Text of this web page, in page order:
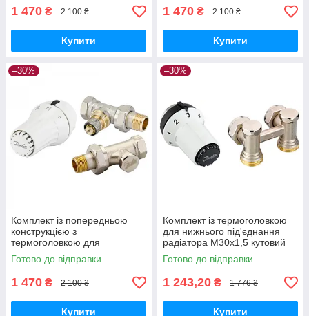
1 470 ₴ 2 100 ₴
Купити
1 470 ₴ 2 100 ₴
Купити
–30%
Комплект із попередньою
конструкцією з
термоголовкою для
під'єднання радіатора 1/2"
прямий 013G5174 Danfoss
Готово до відправки
1 470 ₴ 2 100 ₴
Купити
–30%
Комплект із термоголовкою
для нижнього під'єднання
радіатора М30х1,5 кутовий
013G5276 Danfoss
Готово до відправки
1 243,20 ₴ 1 776 ₴
Купити